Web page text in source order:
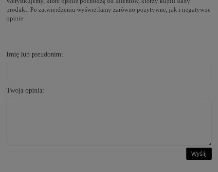
produkt. Po zatwierdzeniu wyświetlamy zarówno pozytywne, jak i negatywne
opinie
Imię lub pseudonim:
Twoja opinia:
Wyślij